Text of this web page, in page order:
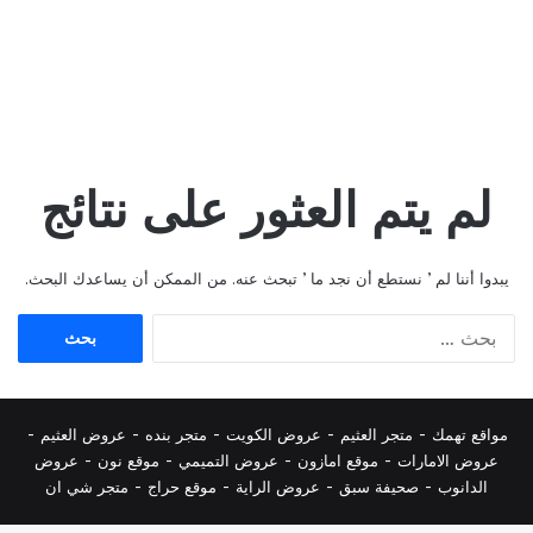
لم يتم العثور على نتائج
يبدوا أننا لم ’ نستطع أن نجد ما ’ تبحث عنه. من الممكن أن يساعدك البحث.
مواقع تهمك - متجر العثيم - عروض الكويت - متجر بنده - عروض العثيم -
عروض الامارات - موقع امازون - عروض التميمي - موقع نون - عروض
الدانوب - صحيفة سبق - عروض الراية - موقع حراج - متجر شي ان